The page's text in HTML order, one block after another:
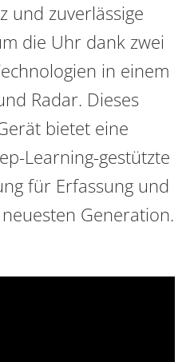
und zuverlässige
die Uhr dank zwei
in einem
Radar. Dieses
bietet eine
Learning-gestützte
für Erfassung und
Generation.